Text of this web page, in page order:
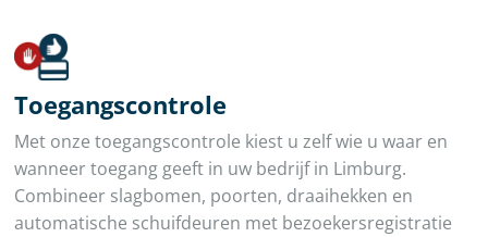
Toegangscontrole
Met onze toegangscontrole kiest u zelf wie u waar en
wanneer toegang geeft in uw bedrijf in Limburg.
Combineer slagbomen, poorten, draaihekken en
automatische schuifdeuren met bezoekersregistratie